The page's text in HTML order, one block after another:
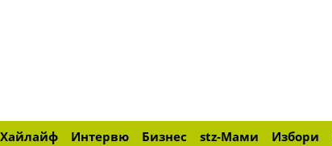
Хайлайф Интервю Бизнес stz-Мами Избори